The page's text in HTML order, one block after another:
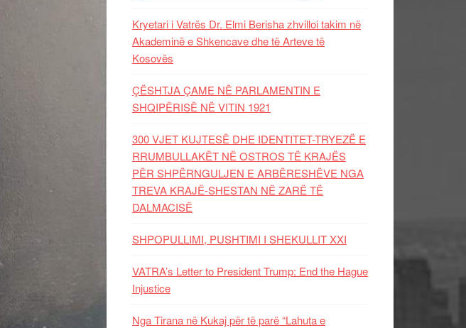
Kryetari i Vatrës Dr. Elmi Berisha zhvilloi takim në
Akademinë e Shkencave dhe të Arteve të
Kosovës
ÇËSHTJA ÇAME NË PARLAMENTIN E
SHQIPËRISË NË VITIN 1921
300 VJET KUJTESË DHE IDENTITET-TRYEZË E
RRUMBULLAKËT NË OSTROS TË KRAJËS
PËR SHPËRNGULJEN E ARBËRESHËVE NGA
TREVA KRAJË-SHESTAN NË ZARË TË
DALMACISË
SHPOPULLIMI, PUSHTIMI I SHEKULLIT XXI
VATRA’s Letter to President Trump: End the Hague
Injustice
Nga Tirana në Kukaj për të parë “Lahuta e